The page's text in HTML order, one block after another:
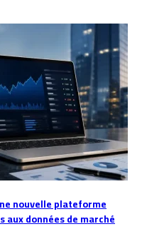
nouvelle plateforme
aux données de marché